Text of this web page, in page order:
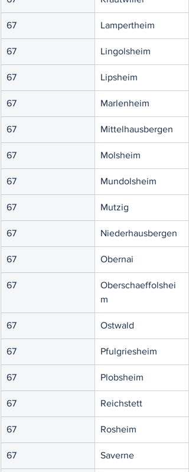
67 Lampertheim
67 Lingolsheim
67 Lipsheim
67 Marlenheim
67 Mittelhausbergen
67 Molsheim
67 Mundolsheim
67 Mutzig
67 Niederhausbergen
67 Obernai
67
Oberschaeffolshei
m
67 Ostwald
67 Pfulgriesheim
67 Plobsheim
67 Reichstett
67 Rosheim
67 Saverne